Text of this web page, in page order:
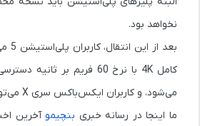
نخواهد بود.
می‌شود، و کاربران ایکس‌باکس سری X می‌توانند از تجربه 4K/60FPS لذت ببرند.
ما اینجا در رسانه خبری بنچیمو آخرین